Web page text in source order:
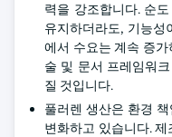
력을 강조합니다. 순
유지하더라도, 기능
에서 수요는 계속 증
술 및 문서 프레임워
질 것입니다.
풀러렌 생산은 환경
변화하고 있습니다.